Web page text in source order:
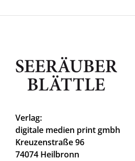
Verlag:
digitale medien print gmbh
Kreuzenstraße 96
74074 Heilbronn